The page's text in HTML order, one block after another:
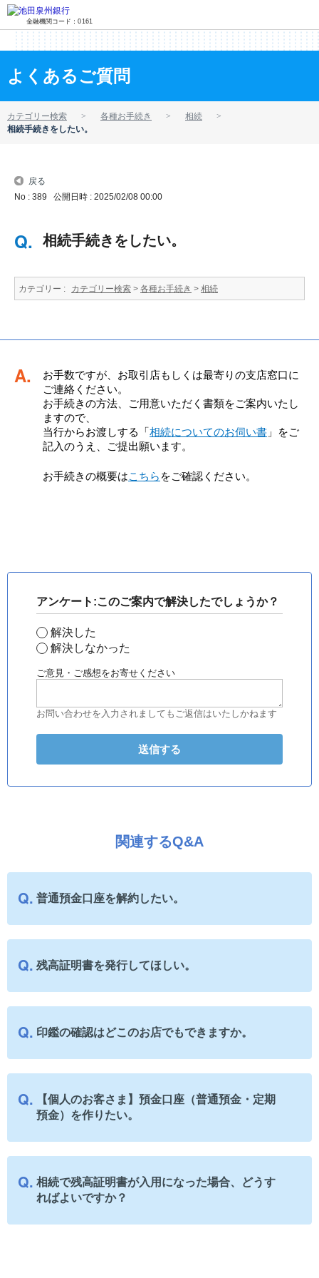
金融機関コード：0161
よくあるご質問
カテゴリー検索 各種お手続き
相続
相続手続きをしたい。
戻る
No : 389 公開日時 : 2025/02/08 00:00
相続手続きをしたい。
カテゴリー : カテゴリー検索 > 各種お手続き > 相続
回答
お手数ですが、お取引店もしくは最寄りの支店窓口に
ご連絡ください。
お手続きの方法、ご用意いただく書類をご案内いたし
ますので、
当行からお渡しする「 相続についてのお伺い書 」をご
記入のうえ、ご提出願います。
お手続きの概要はこちら をご確認ください。
アンケート:このご案内で解決したでしょうか？
解決した
解決しなかった
ご意見・ご感想をお寄せください
お問い合わせを入力されましてもご返信はいたしかねます
関連するQ&A
普通預金口座を解約したい。
残高証明書を発行してほしい。
印鑑の確認はどこのお店でもできますか。
【個人のお客さま】預金口座（普通預金・定期
預金）を作りたい。
相続で残高証明書が入用になった場合、どうす
ればよいですか？